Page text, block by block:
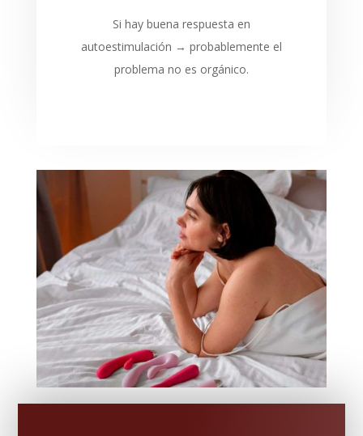
Si hay buena respuesta en
autoestimulación → probablemente el
problema no es orgánico.